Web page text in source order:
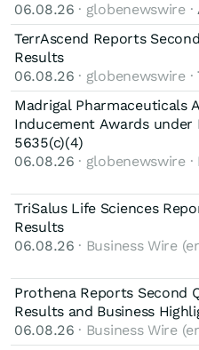
06.08.26 · globenewswire ·
TerrAscend Reports
Results
06.08.26 · globenewswire ·
Madrigal Pharmaceuticals
Inducement Awards under
5635(c)(4)
06.08.26 · globenewswire ·
TriSalus Life Sciences
Results
06.08.26 · Business Wire
Prothena Reports Second
Results and Business
06.08.26 · Business Wire